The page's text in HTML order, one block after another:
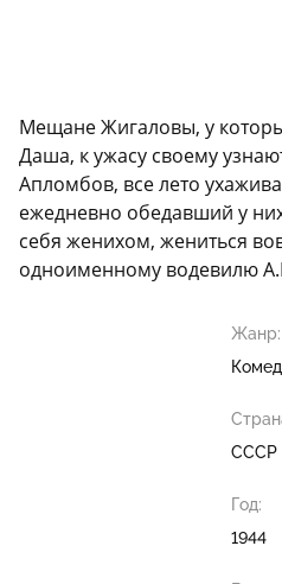
Мещане Жигаловы, у
Даша, к ужасу своему
Апломбов, все лето
ежедневно обедавший у
себя женихом, жениться
одноименному водевилю
Жанр:
СССР
Год:
1944